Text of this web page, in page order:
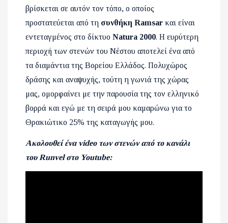
βρίσκεται σε αυτόν τον τόπο, ο οποίος
προστατεύεται από τη συνθήκη Ramsar και είναι
εντεταγμένος στο δίκτυο Natura 2000. Η ευρύτερη
περιοχή των στενών του Νέστου αποτελεί ένα από
τα διαμάντια της Βορείου Ελλάδος. Πολυχώρος
δράσης και αναψυχής, τούτη η γωνιά της χώρας
μας, ομορφαίνει με την παρουσία της τον ελληνικό
βορρά και εγώ με τη σειρά μου καμαρώνω για το
Θρακιώτικο 25% της καταγωγής μου.
Ακολουθεί ένα video των στενών από το κανάλι
του Runvel στο Youtube: